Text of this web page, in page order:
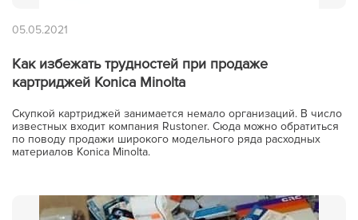
05.05.2021
Как избежать трудностей при продаже
картриджей Konica Minolta
Скупкой картриджей занимается немало организаций. В число
известных входит компания Rustoner. Сюда можно обратиться
по поводу продажи широкого модельного ряда расходных
материалов Konica Minolta.